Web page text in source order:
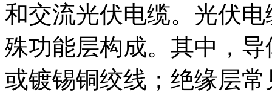
和交流光伏电缆。光伏
殊功能层构成。其中，
或镀锡铜绞线；绝缘层